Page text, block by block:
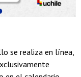
se realiza en línea,